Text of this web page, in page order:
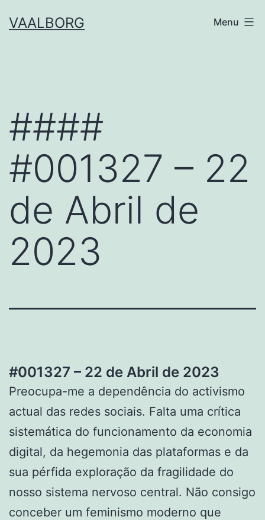
toVAALBORG Menu
####
#001327 – 22
de Abril de
2023
#001327 – 22 de Abril de 2023
Preocupa-me a dependência do activismo
actual das redes sociais. Falta uma crítica
sistemática do funcionamento da economia
digital, da hegemonia das plataformas e da
sua pérfida exploração da fragilidade do
nosso sistema nervoso central. Não consigo
conceber um feminismo moderno que